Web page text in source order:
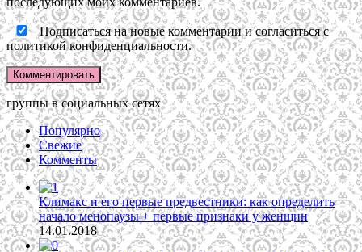
Подписаться на новые комментарии и согласиться с
политикой конфиденциальности.
группы в социальных сетях
Популярно
Свежие
Комменты
Климакс и его первые предвестники: как определить
начало менопаузы + первые признаки у женщин
14.01.2018